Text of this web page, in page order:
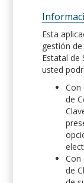
Esta
gestión
Estatal de
usted
Con
de
Con
de